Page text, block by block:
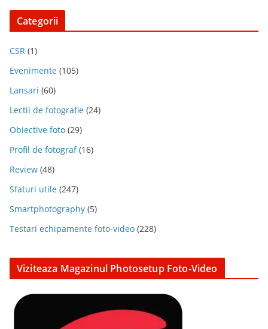
Categorii
CSR (1)
Evenimente (105)
Lansari (60)
Lectii de fotografie (24)
Obiective foto (29)
Profil de fotograf(16)
Review (48)
Sfaturi utile (247)
Smartphotography (5)
Testari echipamente foto-video (228)
Viziteaza Magazinul Photosetup Foto-Video